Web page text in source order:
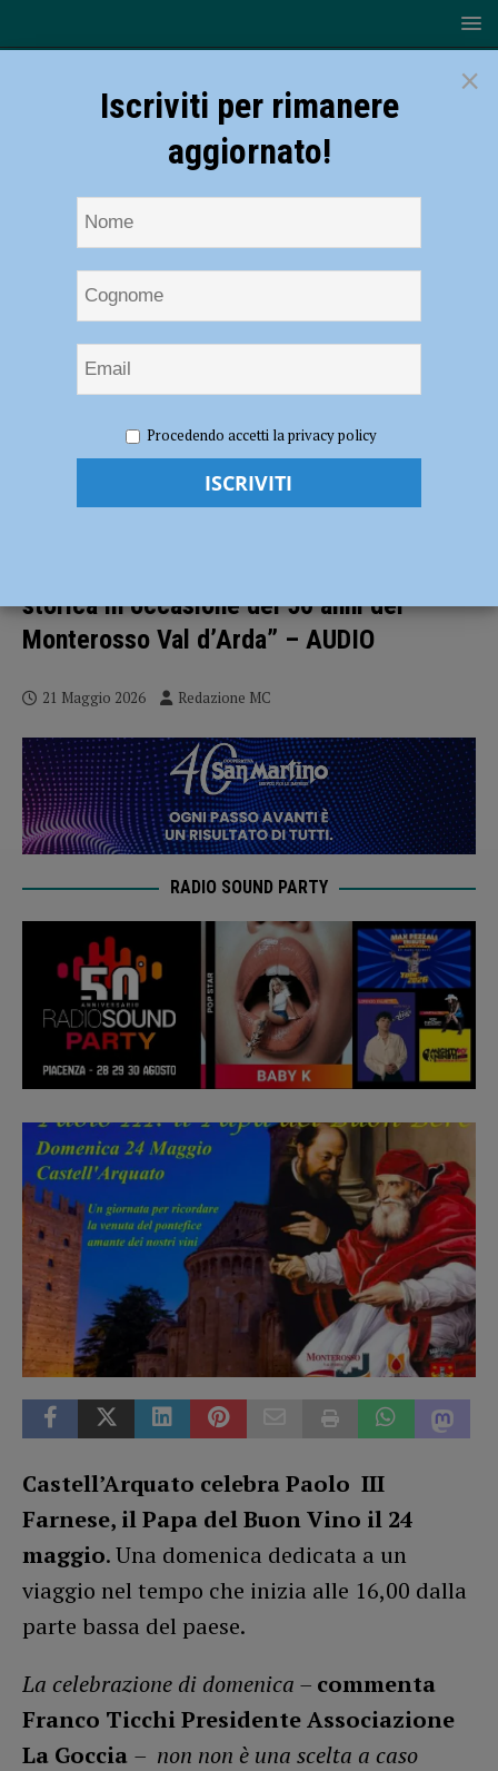
Castell’Arquato celebra Papa Paolo III il 24 maggio. Franco Ticchi:
“Rievocazione storica in occasione dei 50 anni del Monterosso Val
storica in occasione dei 50 anni del
Monterosso Val d’Arda” – AUDIO
21 Maggio 2026 Redazione MC
RADIO SOUND PARTY
Castell’Arquato celebra Paolo III
Farnese, il Papa del Buon Vino il 24
maggio. Una domenica dedicata a un
viaggio nel tempo che inizia alle 16,00 dalla
parte bassa del paese.
La celebrazione di domenica – commenta
Franco Ticchi Presidente Associazione
La Goccia – non non è una scelta a caso
×
Iscriviti per rimanere
aggiornato!
Procedendo accetti la privacy policy